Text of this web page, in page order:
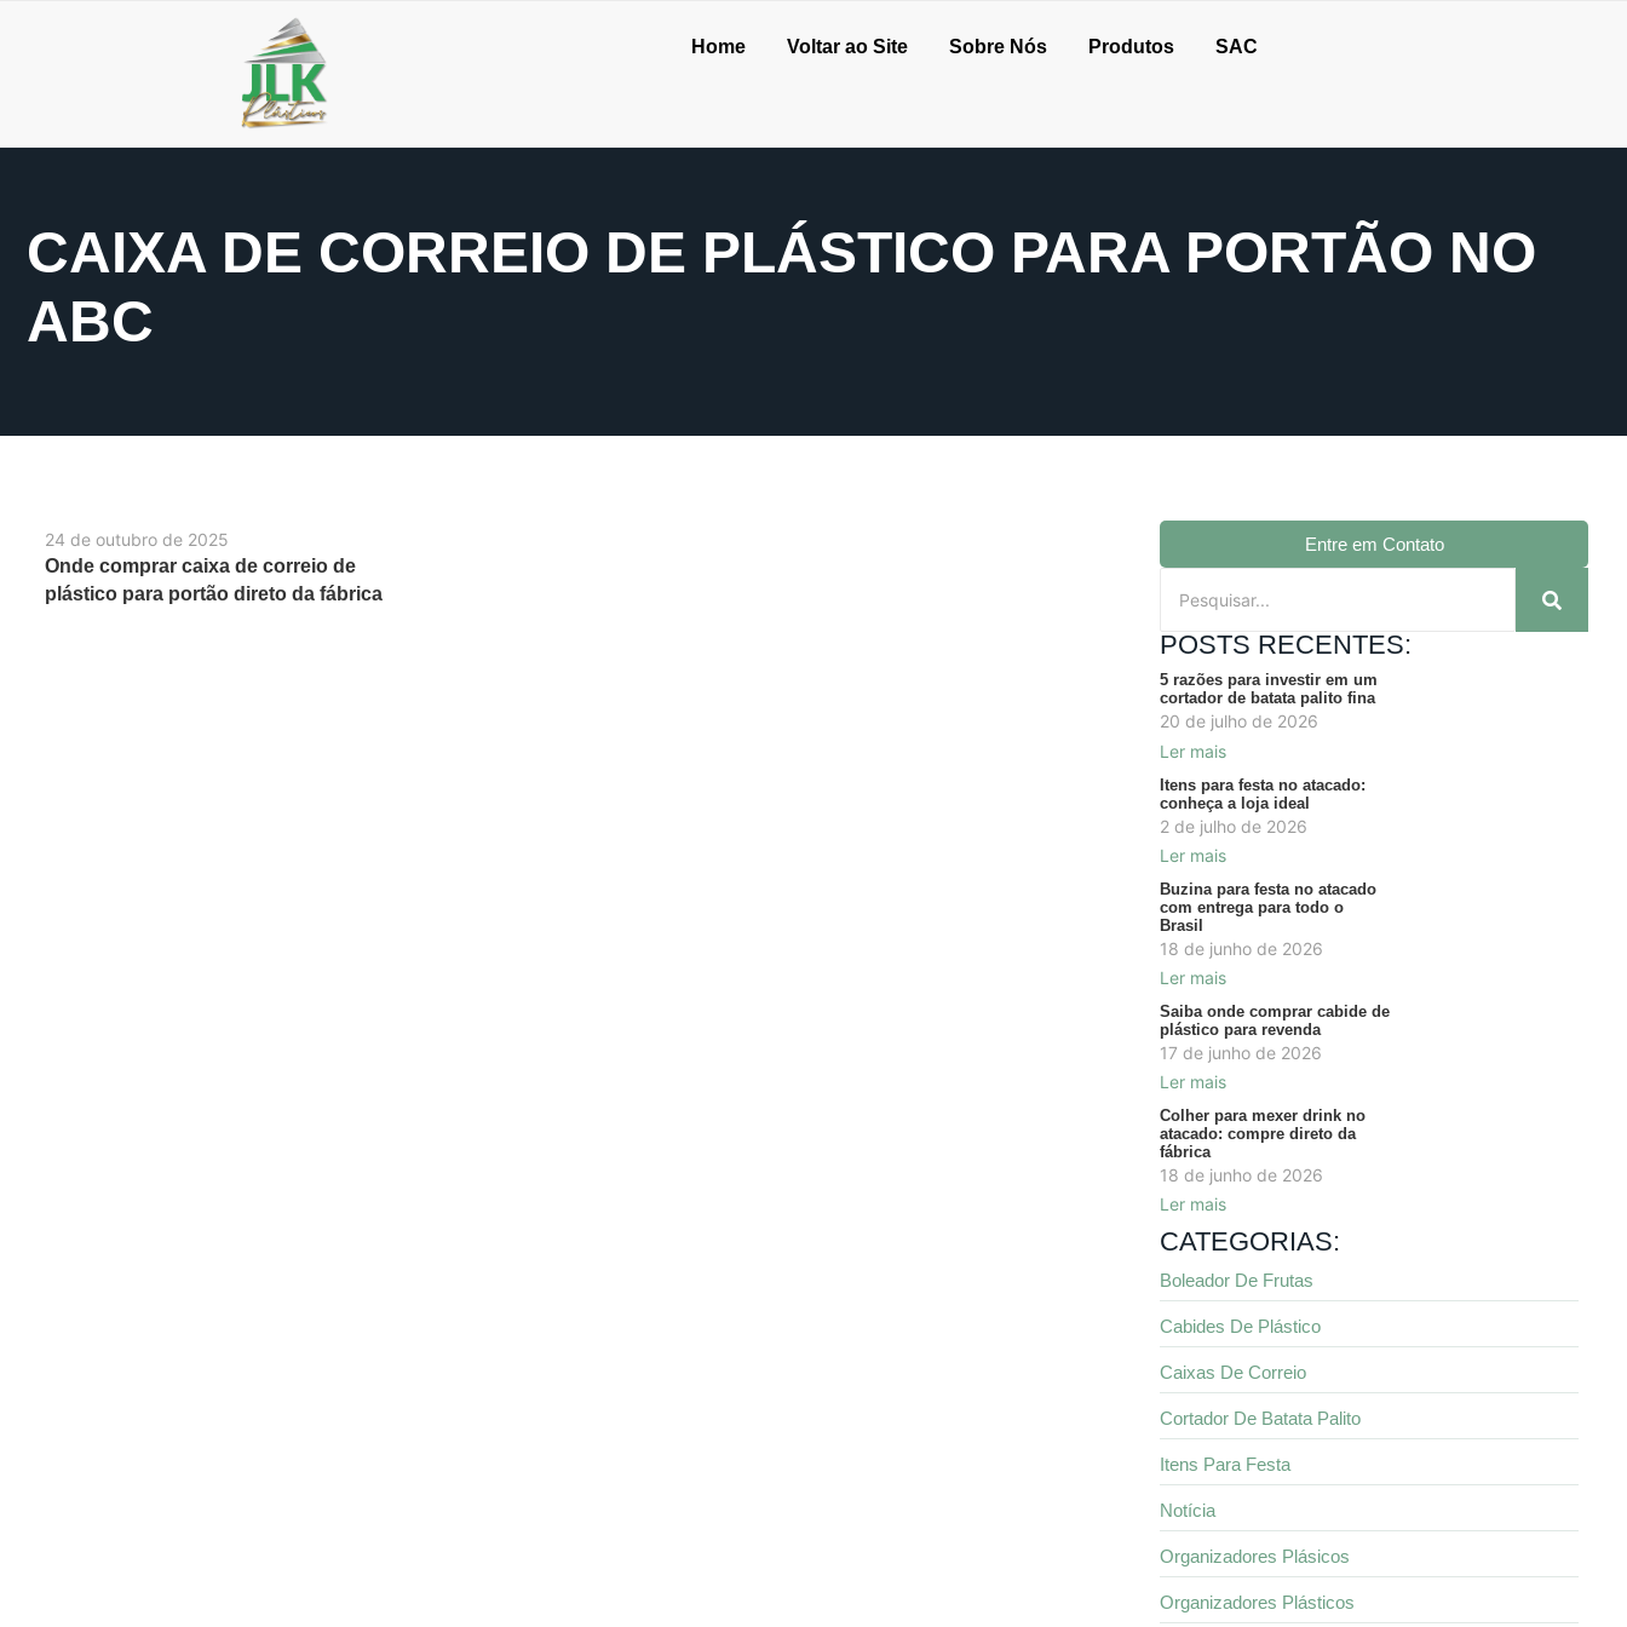
Home Voltar ao Site Sobre Nós Produtos SAC
CAIXA DE CORREIO DE PLÁSTICO PARA PORTÃO NO
ABC
24 de outubro de 2025
Onde comprar caixa de correio de
plástico para portão direto da fábrica
Entre em Contato
POSTS RECENTES:
5 razões para investir em um
cortador de batata palito fina
20 de julho de 2026
Ler mais
Itens para festa no atacado:
conheça a loja ideal
2 de julho de 2026
Ler mais
Buzina para festa no atacado
com entrega para todo o
Brasil
18 de junho de 2026
Ler mais
Saiba onde comprar cabide de
plástico para revenda
17 de junho de 2026
Ler mais
Colher para mexer drink no
atacado: compre direto da
fábrica
18 de junho de 2026
Ler mais
CATEGORIAS:
Boleador De Frutas
Cabides De Plástico
Caixas De Correio
Cortador De Batata Palito
Itens Para Festa
Notícia
Organizadores Plásicos
Organizadores Plásticos